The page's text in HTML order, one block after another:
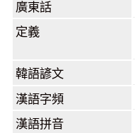
廣東話
定義
韓語諺文
漢語字頻
漢語拼音